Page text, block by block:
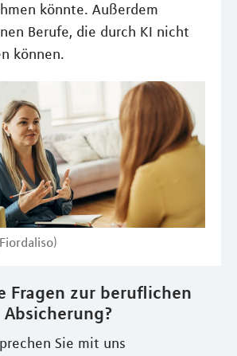
könnte. Außerdem
Berufe, die durch KI nicht
können.
Fragen zur beruflichen
Absicherung?
Sie mit uns